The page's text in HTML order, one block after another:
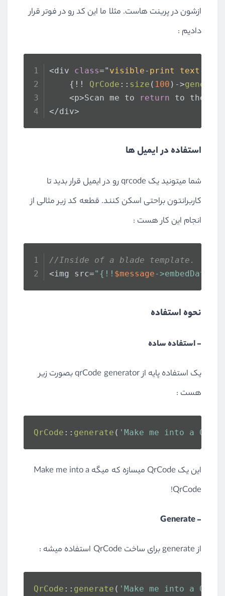
ازشون در پرینت هاست. مثلا ما این کد رو در فوتر قرار
دادیم :
<div class=" visible- print text -
    {!!
QrCode :: size ( 100 )->generate
    <p>Scan me to
return to the
</div>
استفاده در ایمیل ها
شما میتونید یک qrcode رو در ایمیل قرار بدید تا
کاربرانتون براحتی اسکن کنند. قطعه کد زیر مثالی از
انجام این کار هست :
//Inside of a blade template.
<img src="{!! $message-
نحوه استفاده
- استفاده ساده
یک استفاده پایه از qrCode generator بصورت زیر
هست :
QrCode :: generate ( 'Make me into a
این یک QrCode میسازه که میگه Make me into a
QrCode!
- Generate
از generate برای ساخت QrCode استفاده میشه :
QrCode :: generate ( 'Make me into a